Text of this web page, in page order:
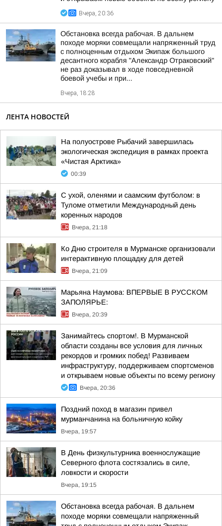
Вчера, 20:36
Обстановка всегда рабочая. В дальнем
походе моряки совмещали напряженный труд
с полноценным отдыхом Экипаж большого
десантного корабля "Александр Отраковский"
не раз доказывал в ходе повседневной
боевой учебы и при...
Вчера, 18:28
ЛЕНТА НОВОСТЕЙ
На полуострове Рыбачий завершилась
экологическая экспедиция в рамках проекта
«Чистая Арктика»
00:39
С ухой, оленями и саамским футболом: в
Туломе отметили Международный день
коренных народов
Вчера, 21:18
Ко Дню строителя в Мурманске организовали
интерактивную площадку для детей
Вчера, 21:09
Марьяна Наумова: ВПЕРВЫЕ В РУССКОМ
ЗАПОЛЯРЬЕ:
Вчера, 20:39
Занимайтесь спортом!. В Мурманской
области созданы все условия для личных
рекордов и громких побед! Развиваем
инфраструктуру, поддерживаем спортсменов
и открываем новые объекты по всему региону
Вчера, 20:36
Поздний поход в магазин привел
мурманчанина на больничную койку
Вчера, 19:57
В День физкультурника военнослужащие
Северного флота состязались в силе,
ловкости и скорости
Вчера, 19:15
Обстановка всегда рабочая. В дальнем
походе моряки совмещали напряженный